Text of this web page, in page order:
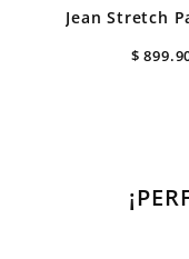
Jean Stretch
$ 899.